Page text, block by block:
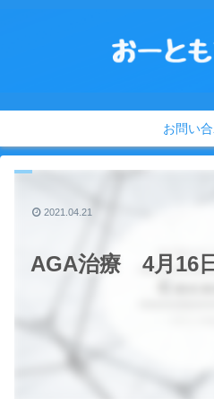
お問い
AGA治療 4月16日
2021.04.21